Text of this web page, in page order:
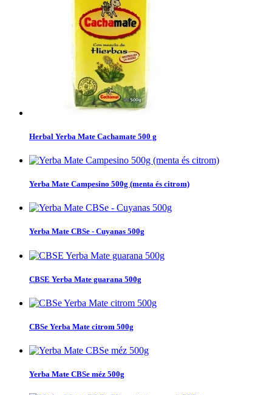
Herbal Yerba Mate Cachamate 500 g
Yerba Mate Campesino 500g (menta és citrom)
Yerba Mate CBSe - Cuyanas 500g
CBSE Yerba Mate guarana 500g
CBSe Yerba Mate citrom 500g
Yerba Mate CBSe méz 500g